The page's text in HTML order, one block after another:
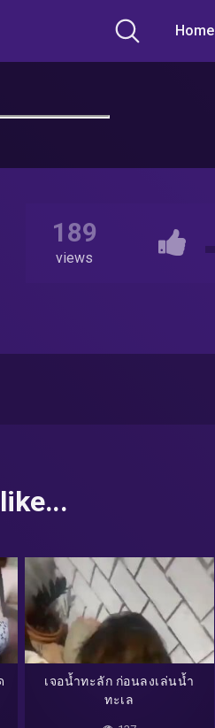
Home
189
views
เจอน้ำทะลัก ก่อนลงเล่นน้ำ
ทะเล